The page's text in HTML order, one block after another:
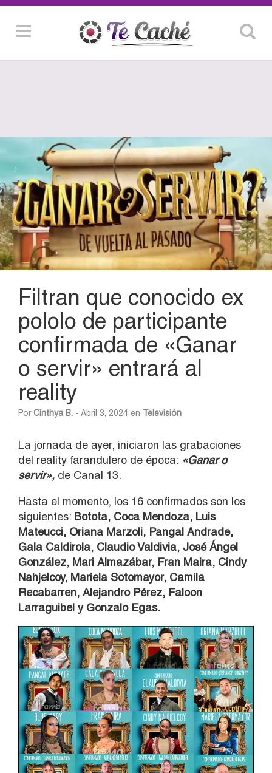
Filtran que conocido ex
pololo de participante
confirmada de «Ganar
o servir» entrará al
reality
PorCinthya B. - Abril 3, 2024 en Televisión
La jornada de ayer, iniciaron las grabaciones
del reality farandulero de época: «Ganar o
servir», de Canal 13.
Hasta el momento, los 16 confirmados son los
siguientes: Botota, Coca Mendoza, Luis
Mateucci, Oriana Marzoli, Pangal Andrade,
Gala Caldirola, Claudio Valdivia, José Ángel
González, Mari Almazábar, Fran Maira, Cindy
Nahjelcoy, Mariela Sotomayor, Camila
Recabarren, Alejandro Pérez, Faloon
Larraguibel y Gonzalo Egas.